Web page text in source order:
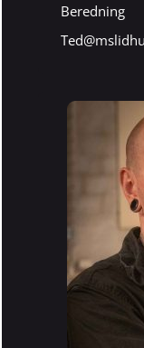
Beredning